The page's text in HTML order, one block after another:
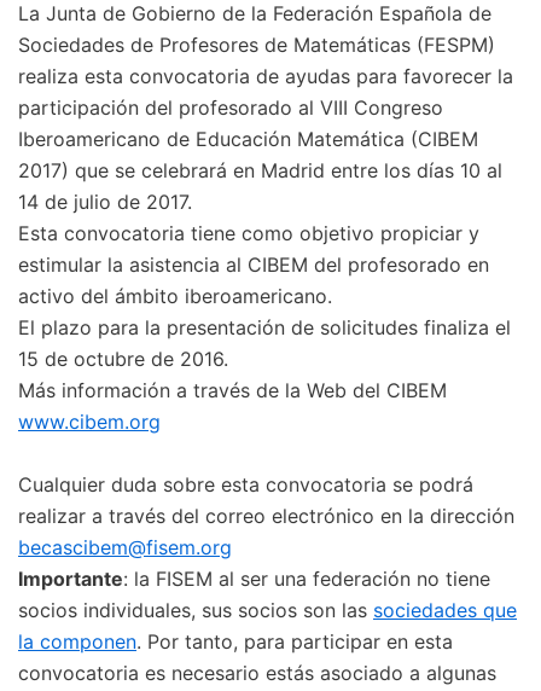
La Junta de Gobierno de la Federación Española de
Sociedades de Profesores de Matemáticas (FESPM)
realiza esta convocatoria de ayudas para favorecer la
participación del profesorado al VIII Congreso
Iberoamericano de Educación Matemática (CIBEM
2017) que se celebrará en Madrid entre los días 10 al
14 de julio de 2017.
Esta convocatoria tiene como objetivo propiciar y
estimular la asistencia al CIBEM del profesorado en
activo del ámbito iberoamericano.
El plazo para la presentación de solicitudes finaliza el
15 de octubre de 2016.
Más información a través de la Web del CIBEM
www.cibem.org
Cualquier duda sobre esta convocatoria se podrá
realizar a través del correo electrónico en la dirección
becascibem@fisem.org
Importante: la FISEM al ser una federación no tiene
socios individuales, sus socios son las sociedades que
la componen. Por tanto, para participar en esta
convocatoria es necesario estás asociado a algunas